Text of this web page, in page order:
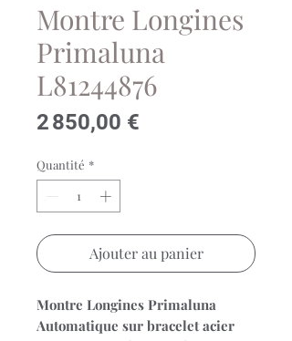
Montre Longines
Primaluna
L81244876
2 850,00 €
Quantité *
Ajouter au panier
Montre Longines Primaluna
Automatique sur bracelet acier